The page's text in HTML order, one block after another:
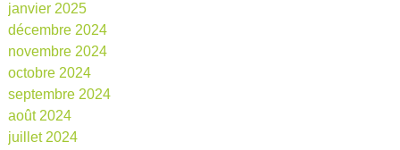
janvier 2025
décembre 2024
novembre 2024
octobre 2024
septembre 2024
août 2024
juillet 2024